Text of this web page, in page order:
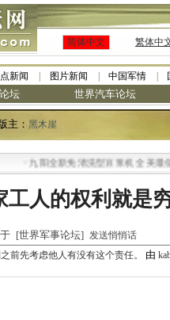
简体中文 繁体中
新闻 图片新闻 中国军情
坛 世界汽车论坛
版主： 黑木崖
九阳全新免清洗型豆浆机 全美最低
工人的权利就是
[世界军事论坛] 发送悄悄话
前先考虑他人有没有这个责任。 由